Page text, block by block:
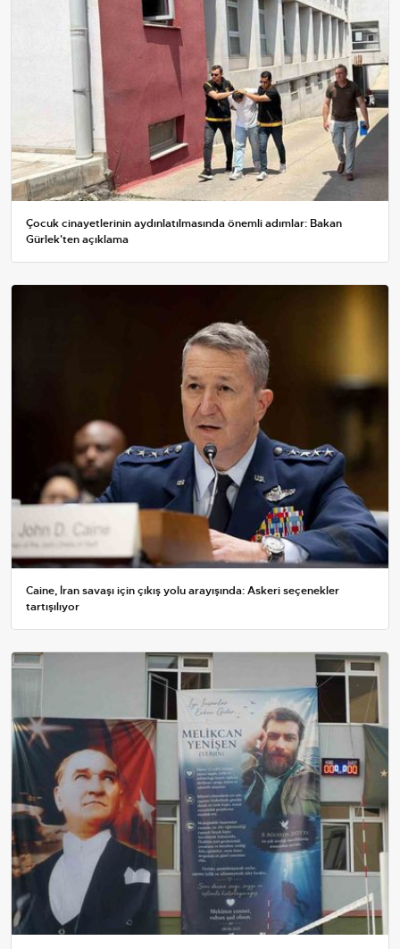
Çocuk cinayetlerinin aydınlatılmasında önemli adımlar: Bakan
Gürlek'ten açıklama
Caine, İran savaşı için çıkış yolu arayışında: Askeri seçenekler
tartışılıyor